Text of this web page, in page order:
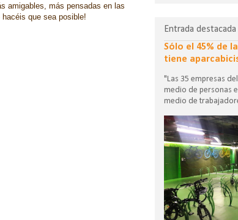
amigables, más pensadas en las
que sea posible!
Entrada destacada
Sólo el 45% de
tiene
"Las 35 empresas
medio de personas
medio de